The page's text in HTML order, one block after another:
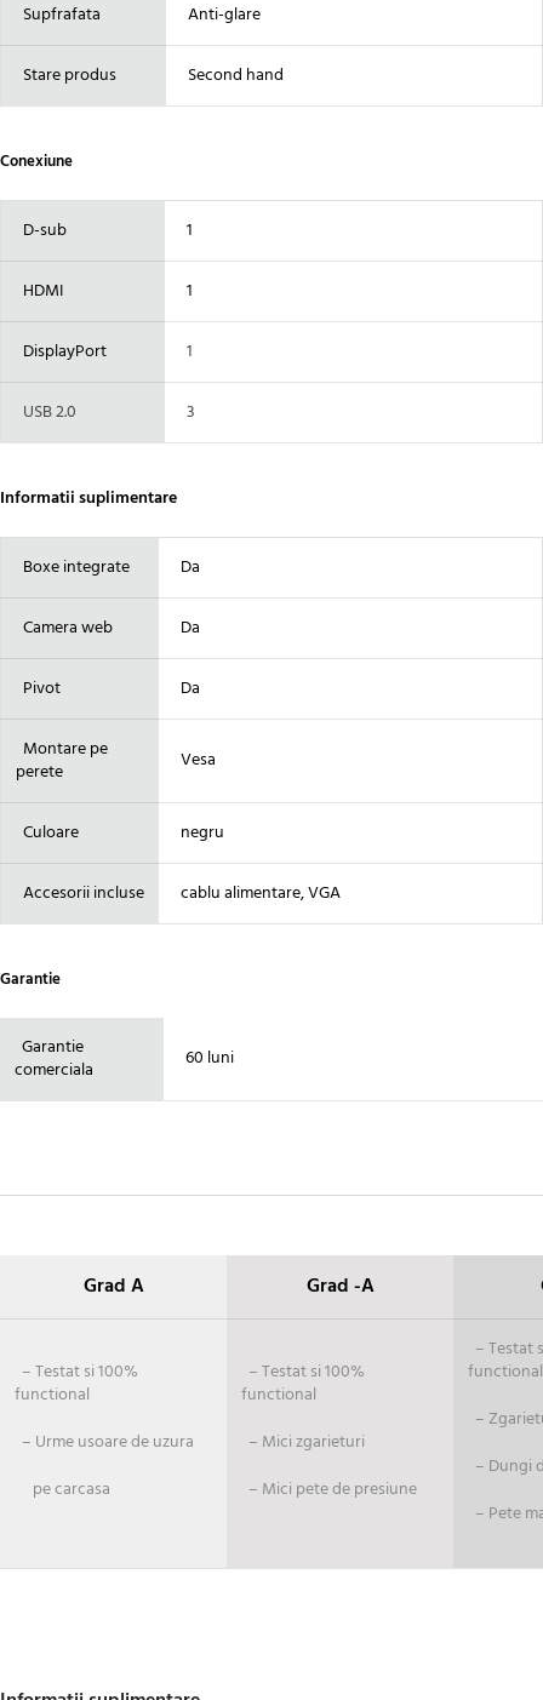
Supfrafata Anti-glare
Stare produs Second hand
Conexiune
D-sub 1
HDMI 1
DisplayPort 1
USB 2.0 3
Informatii suplimentare
Boxe integrate Da
Camera web Da
Pivot Da
Montare pe
perete
Vesa
Culoare negru
Accesorii incluse cablu alimentare, VGA
Garantie
Garantie
comerciala
60 luni
Grad A Grad -A
– Testat si 100%
functional
– Urme usoare de uzura
pe carcasa
– Testat si 100%
functional
– Mici zgarieturi
– Mici pete de presiune
– Testat
functional
–
– Dungi
– Pete